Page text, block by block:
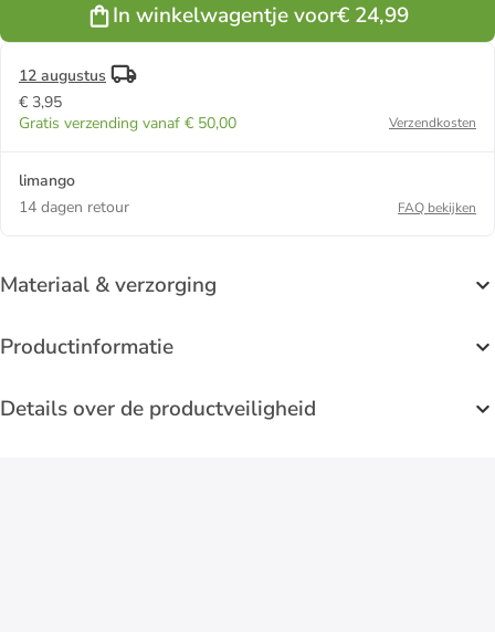
In winkelwagentje voor€ 24,99
12 augustus
€ 3,95
Gratis verzending vanaf € 50,00
Verzendkosten
limango
14 dagen retour
FAQ bekijken
Materiaal & verzorging
Productinformatie
Details over de productveiligheid